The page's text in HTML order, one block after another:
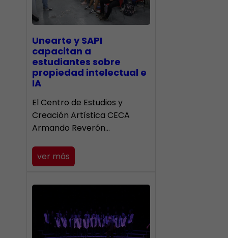
Unearte y SAPI
capacitan a
estudiantes sobre
propiedad intelectual e
IA
El Centro de Estudios y
Creación Artística CECA
Armando Reverón…
ver más